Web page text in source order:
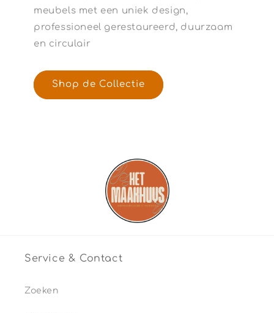
meubels met een uniek design,
professioneel gerestaureerd, duurzaam
en circulair
Shop de Collectie
Service & Contact
Zoeken